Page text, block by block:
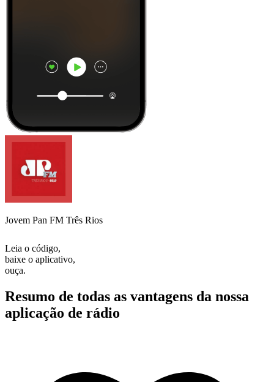
Jovem Pan FM Três Rios
Leia o código,
baixe o aplicativo,
ouça.
Resumo de todas as vantagens da nossa
aplicação de rádio